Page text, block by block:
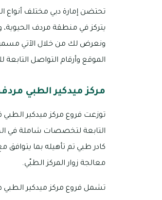
تحتضن إمارة دبي مختلف أنواع
يتركز في منطقة مردف الحيوية،
ونعرض لك من خلال الآتي
الموقع وأرقام التواصل التابعة
مركز ميدكير الطبي
توزعت فروع مركز ميدكير الطبي
التابعة لتخصصات شاملة في
كادر طبي تم تأهيله بما
معالجة زوار المركز الطبّي.
تشمل فروع مركز ميدكير الطبي